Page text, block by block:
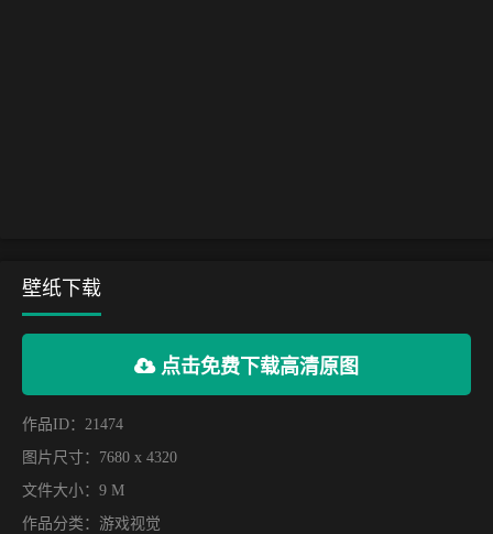
壁纸下载
点击免费下载高清原图
作品ID：21474
图片尺寸：7680 x 4320
文件大小：9 M
作品分类： 游戏视觉